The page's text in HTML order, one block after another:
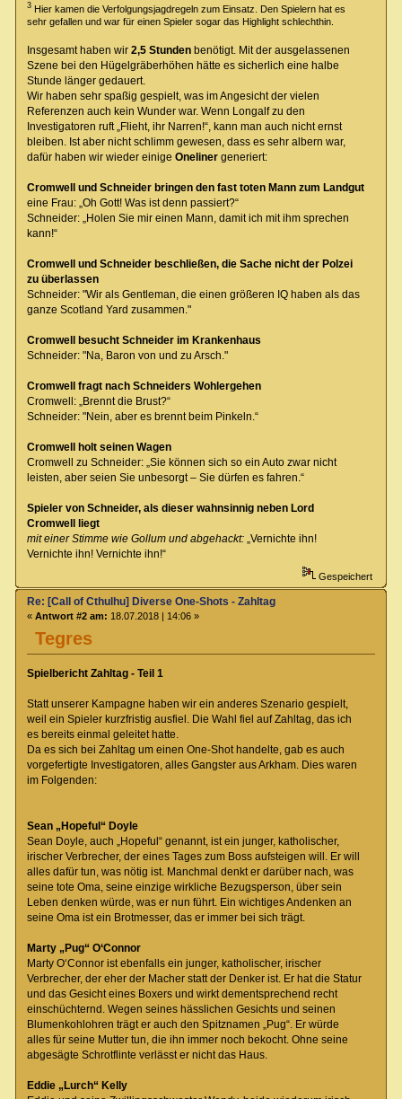
3 Hier kamen die Verfolgungsjagdregeln zum Einsatz. Den Spielern hat es
sehr gefallen und war für einen Spieler sogar das Highlight schlechthin.
Insgesamt haben wir 2,5 Stundenbenötigt. Mit der ausgelassenen
Szene bei den Hügelgräberhöhen hätte es sicherlich eine halbe
Stunde länger gedauert.
Wir haben sehr spaßig gespielt, was im Angesicht der vielen
Referenzen auch kein Wunder war. Wenn Longalf zu den
Investigatoren ruft „Flieht, ihr Narren!“, kann man auch nicht ernst
bleiben. Ist aber nicht schlimm gewesen, dass es sehr albern war,
dafür haben wir wieder einige Onelinergeneriert:
Cromwell und Schneider bringen den fast toten Mann zum Landgut
eine Frau: „Oh Gott! Was ist denn passiert?“
Schneider: „Holen Sie mir einen Mann, damit ich mit ihm sprechen
kann!“
Cromwell und Schneider beschließen, die Sache nicht der Polzei
zu überlassen
Schneider: "Wir als Gentleman, die einen größeren IQ haben als das
ganze Scotland Yard zusammen."
Cromwell besucht Schneider im Krankenhaus
Schneider: "Na, Baron von und zu Arsch."
Cromwell fragt nach Schneiders Wohlergehen
Cromwell: „Brennt die Brust?“
Schneider: "Nein, aber es brennt beim Pinkeln.“
Cromwell holt seinen Wagen
Cromwell zu Schneider: „Sie können sich so ein Auto zwar nicht
leisten, aber seien Sie unbesorgt – Sie dürfen es fahren.“
Spieler von Schneider, als dieser wahnsinnig neben Lord
Cromwell liegt
mit einer Stimme wie Gollum und abgehackt: „Vernichte ihn!
Vernichte ihn! Vernichte ihn!“
Gespeichert
Tegres
Re: [Call of Cthulhu] Diverse One-Shots - Zahltag
« Antwort #2 am: 18.07.2018 | 14:06 »
Spielbericht Zahltag - Teil 1
Statt unserer Kampagne haben wir ein anderes Szenario gespielt,
weil ein Spieler kurzfristig ausfiel. Die Wahl fiel auf Zahltag, das ich
es bereits einmal geleitet hatte.
Da es sich bei Zahltag um einen One-Shot handelte, gab es auch
vorgefertigte Investigatoren, alles Gangster aus Arkham. Dies waren
im Folgenden:
Sean „Hopeful“ Doyle
Sean Doyle, auch „Hopeful“ genannt, ist ein junger, katholischer,
irischer Verbrecher, der eines Tages zum Boss aufsteigen will. Er will
alles dafür tun, was nötig ist. Manchmal denkt er darüber nach, was
seine tote Oma, seine einzige wirkliche Bezugsperson, über sein
Leben denken würde, was er nun führt. Ein wichtiges Andenken an
seine Oma ist ein Brotmesser, das er immer bei sich trägt.
Marty „Pug“ O‘Connor
Marty O‘Connor ist ebenfalls ein junger, katholischer, irischer
Verbrecher, der eher der Macher statt der Denker ist. Er hat die Statur
und das Gesicht eines Boxers und wirkt dementsprechend recht
einschüchternd. Wegen seines hässlichen Gesichts und seinen
Blumenkohlohren trägt er auch den Spitznamen „Pug“. Er würde
alles für seine Mutter tun, die ihn immer noch bekocht. Ohne seine
abgesägte Schrotflinte verlässt er nicht das Haus.
Eddie „Lurch“ Kelly